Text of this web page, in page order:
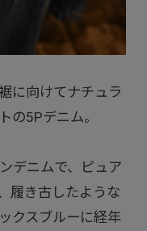
に向けてナチュラ
の5Pデニム。
デニムで、ピュア
履き古したような
クスブルーに経年